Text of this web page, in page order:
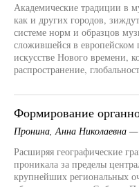
Академические традиции в
как и других городов,
системе норм и образцов
сложившейся в
искусстве Нового времени,
распространение,
Формирование
Пронина, Анна Николаевна
Расширяя географические
проникала за пределы
крупнейших региональных